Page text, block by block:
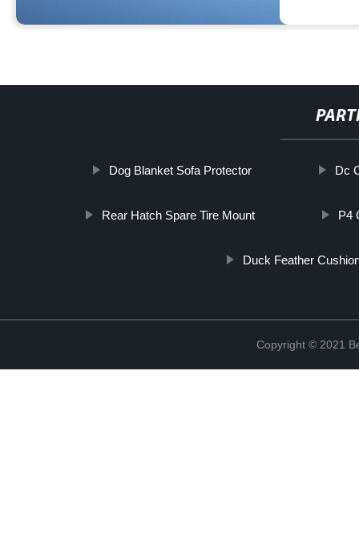
Dog Blanket Sofa Protector Dc
Rear Hatch Spare Tire Mount P4
Duck Feather
Copyright © 2021